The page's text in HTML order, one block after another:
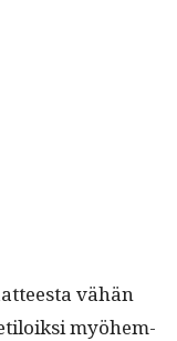
vähän
myöhem­